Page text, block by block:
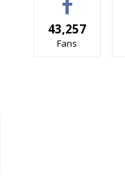
43,257
Fans